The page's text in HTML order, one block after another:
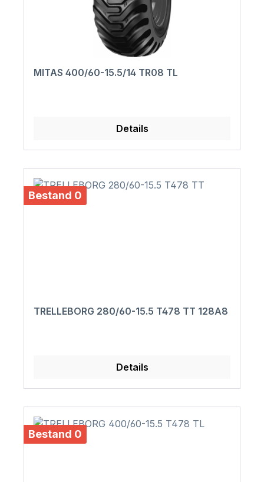
MITAS 400/60-15.5/14 TR08 TL
Details
Bestand 0
TRELLEBORG 280/60-15.5 T478 TT 128A8
Details
Bestand 0